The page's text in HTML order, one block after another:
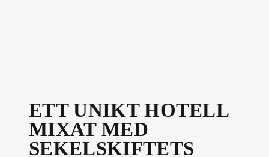
ETT UNIKT HOTELL
MIXAT MED
SEKELSKIFTETS